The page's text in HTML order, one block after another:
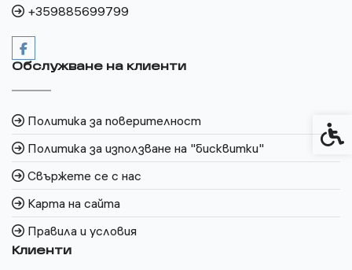
+359885699799
Обслужване на клиенти
Политика за поверителност
Политика за използване на "бисквитки"
Свържете се с нас
Карта на сайта
Правила и условия
Клиенти